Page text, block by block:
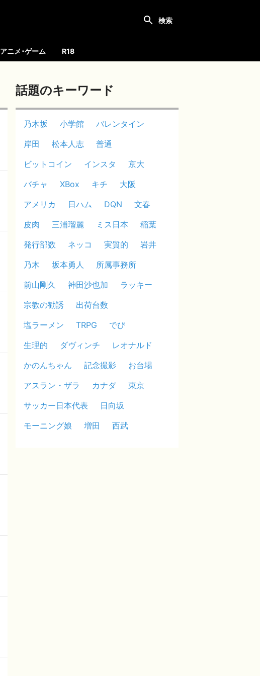
アニメ･ゲーム R18
話題のキーワード
乃木坂 小学館
バレンタイン
岸田
松本人志
普通
ビットコイン
インスタ
京大
バチャ
XBox キチ
大阪
アメリカ
日ハム DQN
文春
皮肉
三浦瑠麗 ミス日本
稲葉
発行部数
ネッコ 実質的
岩井
乃木
坂本勇人
所属事務所
前山剛久
神田沙也加
ラッキー
宗教の勧誘
出荷台数
塩ラーメン
TRPG
でび
生理的
ダヴィンチ
レオナルド
かのんちゃん
記念撮影
お台場
アスラン・ザラ
カナダ
東京
サッカー日本代表
日向坂
モーニング娘
増田 西武